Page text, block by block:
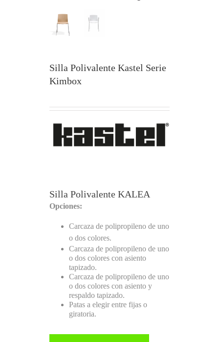
Silla Polivalente Kastel Serie
Kimbox
Silla Polivalente KALEA
Opciones:
Carcaza de polipropileno de uno
o dos colores.
Carcaza de polipropileno de uno
o dos colores con asiento
tapizado.
Carcaza de polipropileno de uno
o dos colores con asiento y
respaldo tapizado.
Patas a elegir entre fijas o
giratoria.